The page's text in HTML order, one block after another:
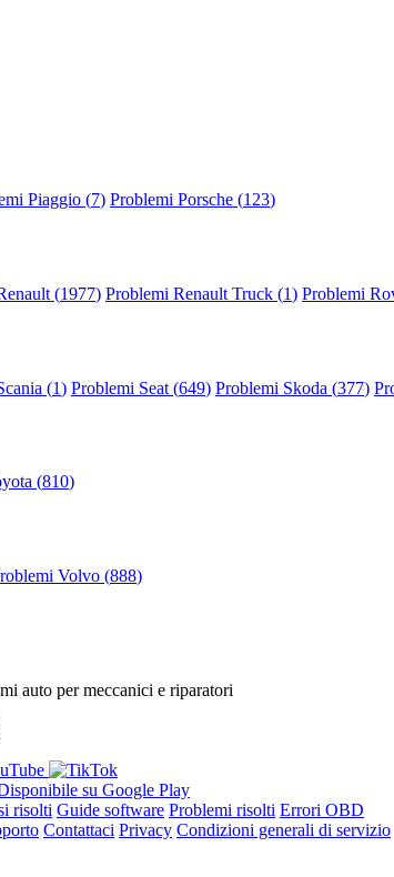
Piaggio (7) Problemi Porsche (123)
(1977) Problemi Renault Truck (1) Problemi
(1) Problemi Seat (649) Problemi Skoda (377)
(810)
Volvo (888)
risolti Guide software Problemi risolti Errori OBD
Contattaci Privacy Condizioni generali di servizio